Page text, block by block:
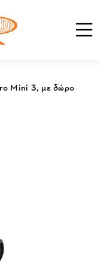
Mini 3, με δώρο